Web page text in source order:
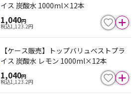
イス 炭酸水 1000ml×12本
1,040円
税込1,123.2円
【ケース販売】トップバリュベストプラ
イス 炭酸水 レモン 1000ml×12本
1,040円
税込1,123.2円